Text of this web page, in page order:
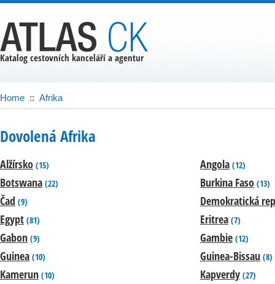
Home :: Afrika
Dovolená Afrika
Alžírsko (15) Angola (12)
Botswana (22) Burkina Faso (13)
Čad (9)
Demokratická
Egypt (81) Eritrea (7)
Gabon (9) Gambie (12)
Guinea (10) Guinea-Bissau (8)
Kamerun (10) Kapverdy (27)
Katalog cestovních kanceláří a agentur